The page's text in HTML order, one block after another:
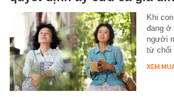
Khi
đang ở
người
từ chối
XEM